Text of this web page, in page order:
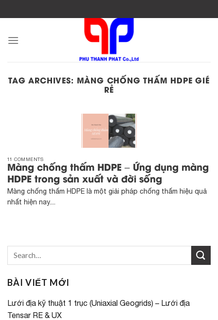
to
TAG ARCHIVES:
MÀNG CHỐNG THẤM HDPE GIÉ
RẺ
Màng chống thấm HDPE – Ứng dụng màng
HDPE trong sản xuất và đời sống
Màng chống thấm HDPE là một giải pháp chống thấm hiệu quả
nhất hiện nay....
11 COMMENTS
BÀI VIẾT MỚI
Lưới địa kỹ thuật 1 trục (Uniaxial Geogrids) – Lưới địa
Tensar RE & UX